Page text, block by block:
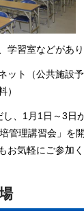
学習室などがあ
ット（公共施設
）
、1月1日～3日
管理講習会」を
お気軽にご参加く